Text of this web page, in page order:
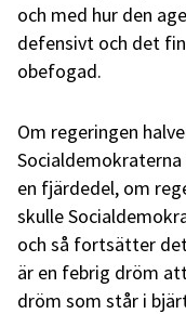
och med hur den
defensivt och det
obefogad.
Om regeringen
en fjärdedel, om
skulle
och så fortsätter
är en febrig dröm
dröm som står i